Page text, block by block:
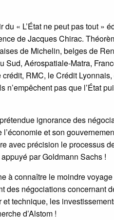
« L’État ne peut pas tout »
de Jacques Chirac.
de Michelin, belges de
Sud, Aérospatiale-Matra,
RMC, le Crédit
n’empêchent pas que l’État
ignorance des
et son
avec précision le processus
par Goldmann Sachs !
à connaître le moindre
des négociations concernant
technique, les
d’Alstom !